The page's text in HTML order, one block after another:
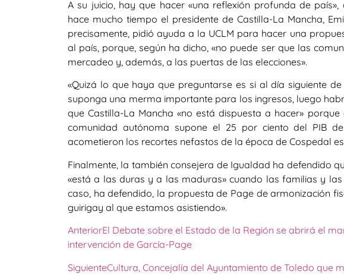
A su juicio, hay que hacer «una reflexión profunda de
hace mucho tiempo el presidente de Castilla-La Mancha,
precisamente, pidió ayuda a la UCLM para hacer una
al país, porque, según ha dicho, «no puede ser que las
mercadeo y, además, a las puertas de las elecciones».
«Quizá lo que haya que preguntarse es si al día siguiente
suponga una merma importante para los ingresos, luego
que Castilla-La Mancha «no está dispuesta a hacer»
comunidad autónoma supone el 25 por ciento del PIB
acometieron los recortes nefastos de la época de Cospedal
Finalmente, la también consejera de Igualdad ha defendido
«está a las duras y a las maduras» cuando las familias y
caso, ha defendido, la propuesta de Page de armonización
guirigay al que estamos asistiendo».
AnteriorEl Debate sobre el Estado de la Región se abrirá el
intervención de García-Page
SiguienteCultura, Concejalía del Ayuntamiento de Toledo que